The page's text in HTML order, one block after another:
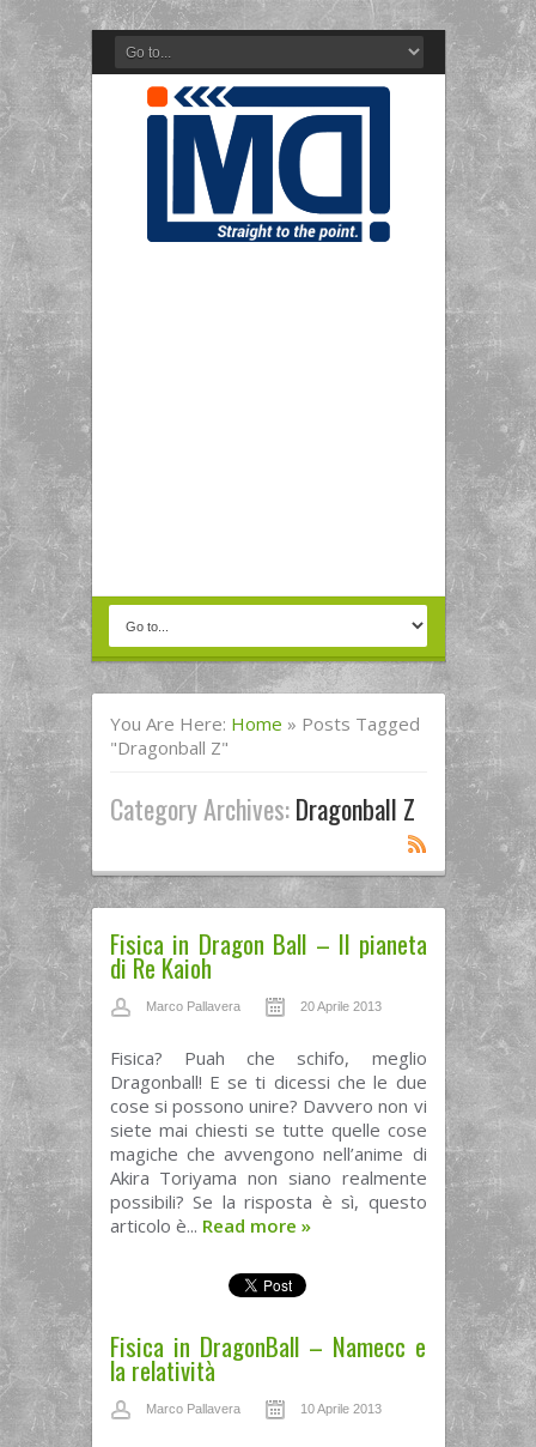
You Are Here: Home » Posts Tagged
"Dragonball Z"
Category Archives:Dragonball Z
Fisica in Dragon Ball – Il pianeta
di Re Kaioh
Marco Pallavera 20 Aprile 2013
Fisica? Puah che schifo, meglio
Dragonball! E se ti dicessi che le due
cose si possono unire? Davvero non vi
siete mai chiesti se tutte quelle cose
magiche che avvengono nell’anime di
Akira Toriyama non siano realmente
possibili? Se la risposta è sì, questo
articolo è... Read more »
Fisica in DragonBall – Namecc e
la relatività
Marco Pallavera 10 Aprile 2013